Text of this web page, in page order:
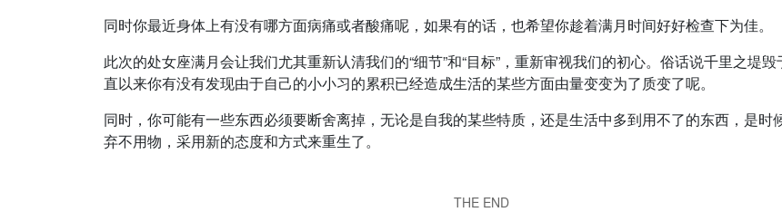
同时你最近身体上有没有哪方面病痛或者酸痛呢，如果有的话，也希望你趁着满月时间好好检查下为佳。
此次的处女座满月会让我们尤其重新认清我们的“细节”和“目标”，重新审视我们的初心。俗话说千里之堤
直以来你有没有发现由于自己的小小习的累积已经造成生活的某些方面由量变变为了质变了呢。
同时，你可能有一些东西必须要断舍离掉，无论是自我的某些特质，还是生活中多到用不了的东西，是时
弃不用物，采用新的态度和方式来重生了。
THE END